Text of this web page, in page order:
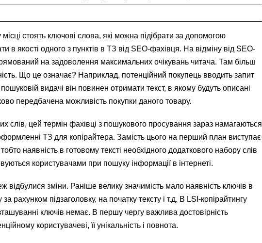
стоять ключові слова, які можна підібрати за допомогою
в якості одного з пунктів в ТЗ від SEO-фахівця. На відміну від SEO-
на задоволення максимальних очікувань читача. Там більш
Що це означає? Наприклад, потенційний покупець вводить запит
видачі він повинен отримати текст, в якому будуть описані
передбачена можливість покупки даного товару.
слів, цей термін фахівці з пошукового просування зараз намагаються
ТЗ для копірайтера. Замість цього на перший план виступає
наявність в готовому тексті необхідного додаткового набору слів
користувачами при пошуку інформації в інтернеті.
відбулися зміни. Раніше велику значимість мало наявність ключів в
рахунком підзаголовку, на початку тексту і т.д. В LSI-копірайтингу
ключів немає. В першу чергу важлива достовірність
користувачеві, її унікальність і повнота.